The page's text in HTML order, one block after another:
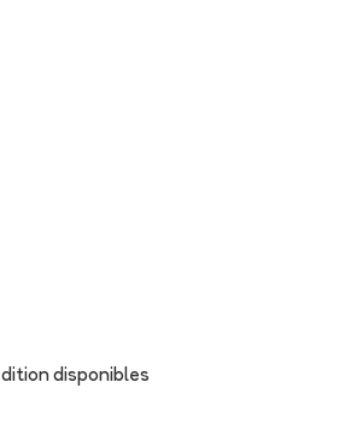
disponibles